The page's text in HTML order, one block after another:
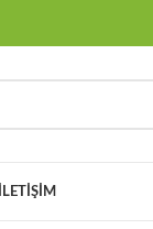
İLETIŞIM